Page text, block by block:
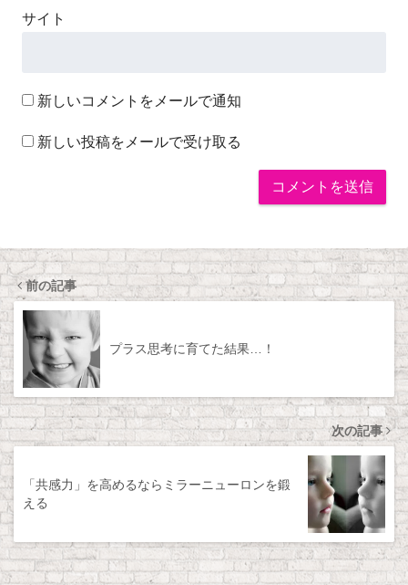
サイト
新しいコメントをメールで通知
新しい投稿をメールで受け取る
前の記事
プラス思考に育てた結果…！
次の記事
「共感力」を高めるならミラーニューロンを鍛
える